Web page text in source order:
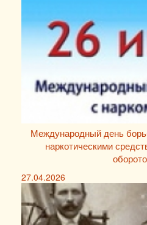
Международный день
наркотическими
27.04.2026